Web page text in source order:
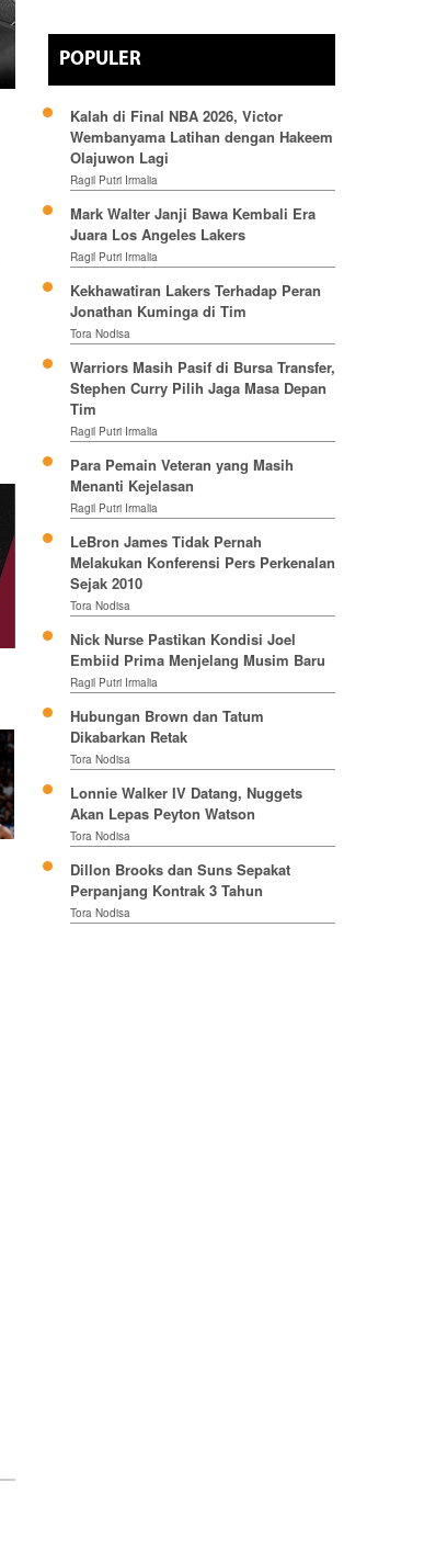
POPULER
Kalah di Final NBA 2026, Victor
Wembanyama Latihan dengan Hakeem
Olajuwon Lagi
Ragil Putri Irmalia
Mark Walter Janji Bawa Kembali Era
Juara Los Angeles Lakers
Ragil Putri Irmalia
Kekhawatiran Lakers Terhadap Peran
Jonathan Kuminga di Tim
Tora Nodisa
Warriors Masih Pasif di Bursa Transfer,
Stephen Curry Pilih Jaga Masa Depan
Tim
Ragil Putri Irmalia
Para Pemain Veteran yang Masih
Menanti Kejelasan
Ragil Putri Irmalia
LeBron James Tidak Pernah
Melakukan Konferensi Pers Perkenalan
Sejak 2010
Tora Nodisa
Nick Nurse Pastikan Kondisi Joel
Embiid Prima Menjelang Musim Baru
Ragil Putri Irmalia
Hubungan Brown dan Tatum
Dikabarkan Retak
Tora Nodisa
Lonnie Walker IV Datang, Nuggets
Akan Lepas Peyton Watson
Tora Nodisa
Dillon Brooks dan Suns Sepakat
Perpanjang Kontrak 3 Tahun
Tora Nodisa